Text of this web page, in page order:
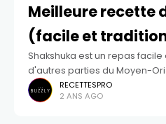
Meilleure recette
(facile et
Shakshuka est un repas
d'autres parties du Moyen-
C'est une simple
d'oignons, d'ail, d'épices
RECETTESPRO
2 ANS AGO